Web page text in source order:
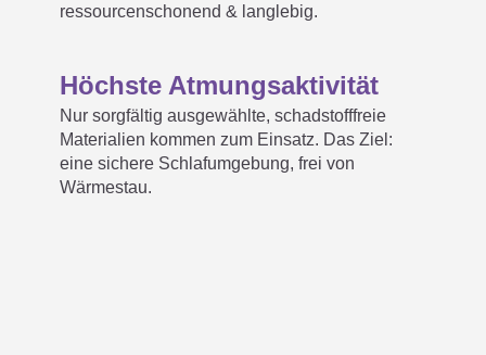
ressourcenschonend & langlebig.
Höchste Atmungsaktivität
Nur sorgfältig ausgewählte, schadstofffreie
Materialien kommen zum Einsatz. Das Ziel:
eine sichere Schlafumgebung, frei von
Wärmestau.